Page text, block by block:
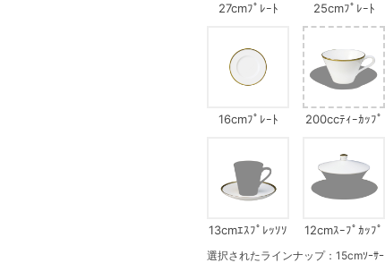
27cmﾌﾟﾚｰﾄ 25cmﾌﾟﾚｰﾄ
16cmﾌﾟﾚｰﾄ 200ccﾃｨｰｶｯﾌﾟ
13cmｴｽﾌﾟﾚｯｿｿ
12cmｽｰﾌﾟｶｯﾌﾟ
選択されたラインナップ：15cmｿｰｻｰ